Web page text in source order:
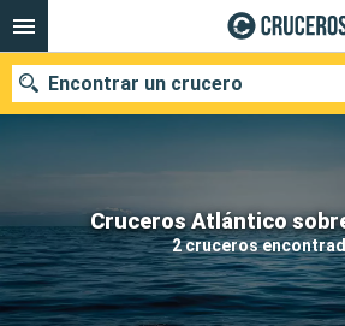
Cruceros Atlántico
2 cruceros
Encontrar un crucero
Fecha de salida